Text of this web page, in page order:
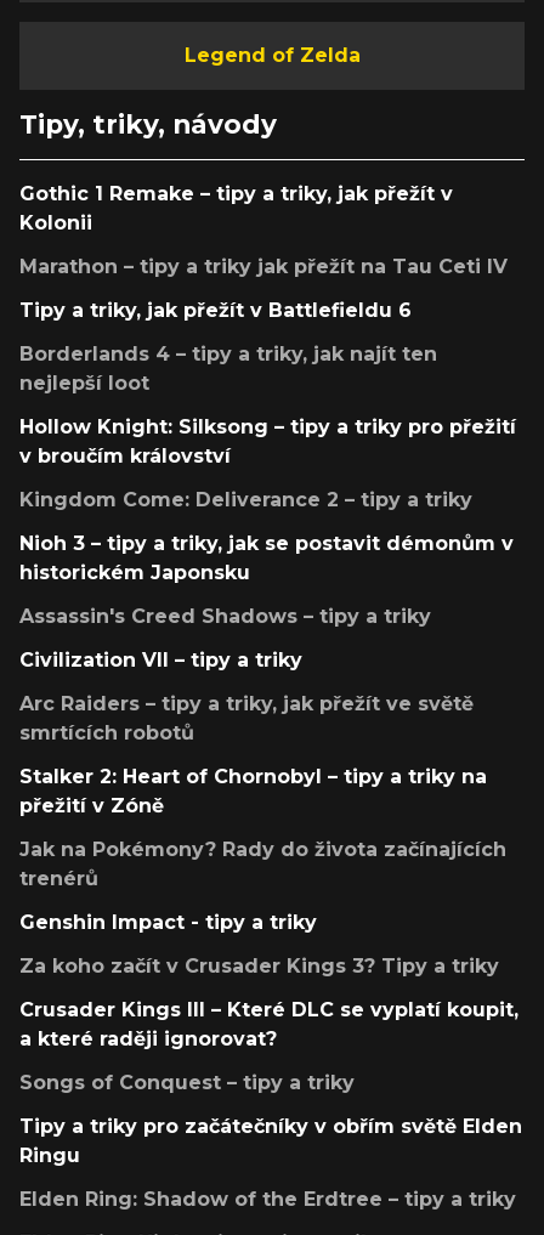
Legend of Zelda
Tipy, triky, návody
Gothic 1 Remake – tipy a triky, jak přežít v
Kolonii
Marathon – tipy a triky jak přežít na Tau Ceti IV
Tipy a triky, jak přežít v Battlefieldu 6
Borderlands 4 – tipy a triky, jak najít ten
nejlepší loot
Hollow Knight: Silksong – tipy a triky pro přežití
v broučím království
Kingdom Come: Deliverance 2 – tipy a triky
Nioh 3 – tipy a triky, jak se postavit démonům v
historickém Japonsku
Assassin's Creed Shadows – tipy a triky
Civilization VII – tipy a triky
Arc Raiders – tipy a triky, jak přežít ve světě
smrtících robotů
Stalker 2: Heart of Chornobyl – tipy a triky na
přežití v Zóně
Jak na Pokémony? Rady do života začínajících
trenérů
Genshin Impact - tipy a triky
Za koho začít v Crusader Kings 3? Tipy a triky
Crusader Kings III – Které DLC se vyplatí koupit,
a které raději ignorovat?
Songs of Conquest – tipy a triky
Tipy a triky pro začátečníky v obřím světě Elden
Ringu
Elden Ring: Shadow of the Erdtree – tipy a triky